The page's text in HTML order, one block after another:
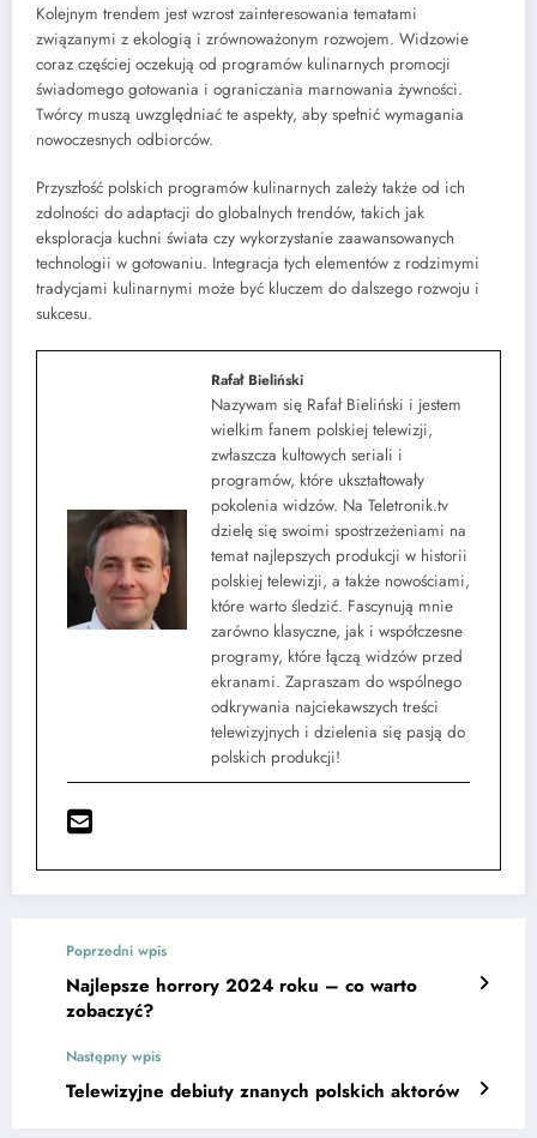
Kolejnym trendem jest wzrost zainteresowania tematami
związanymi z ekologią i zrównoważonym rozwojem. Widzowie
coraz częściej oczekują od programów kulinarnych promocji
świadomego gotowania i ograniczania marnowania żywności.
Twórcy muszą uwzględniać te aspekty, aby spełnić wymagania
nowoczesnych odbiorców.
Przyszłość polskich programów kulinarnych zależy także od ich
zdolności do adaptacji do globalnych trendów, takich jak
eksploracja kuchni świata czy wykorzystanie zaawansowanych
technologii w gotowaniu. Integracja tych elementów z rodzimymi
tradycjami kulinarnymi może być kluczem do dalszego rozwoju i
sukcesu.
Rafał Bieliński
Nazywam się Rafał Bieliński i jestem
wielkim fanem polskiej telewizji,
zwłaszcza kultowych seriali i
programów, które ukształtowały
pokolenia widzów. Na Teletronik.tv
dzielę się swoimi spostrzeżeniami na
temat najlepszych produkcji w historii
polskiej telewizji, a także nowościami,
które warto śledzić. Fascynują mnie
zarówno klasyczne, jak i współczesne
programy, które łączą widzów przed
ekranami. Zapraszam do wspólnego
odkrywania najciekawszych treści
telewizyjnych i dzielenia się pasją do
polskich produkcji!
Poprzedni wpis
Najlepsze horrory 2024 roku – co warto
zobaczyć?
Następny wpis
Telewizyjne debiuty znanych polskich aktorów